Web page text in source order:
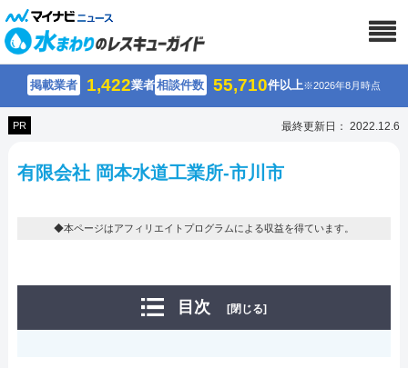
掲載業者 1,422業者相談件数 55,710件以上※2026年8月時点
PR 最終更新日： 2022.12.6
有限会社 岡本水道工業所-市川市
◆本ページはアフィリエイトプログラムによる収益を得ています。
目次 [閉じる]